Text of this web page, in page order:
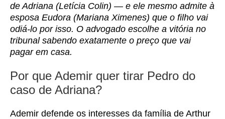
de Adriana (Letícia Colin) — e ele mesmo admite à
esposa Eudora (Mariana Ximenes) que o filho vai
odiá-lo por isso. O advogado escolhe a vitória no
tribunal sabendo exatamente o preço que vai
pagar em casa.
Por que Ademir quer tirar Pedro do
caso de Adriana?
Ademir defende os interesses da família de Arthur